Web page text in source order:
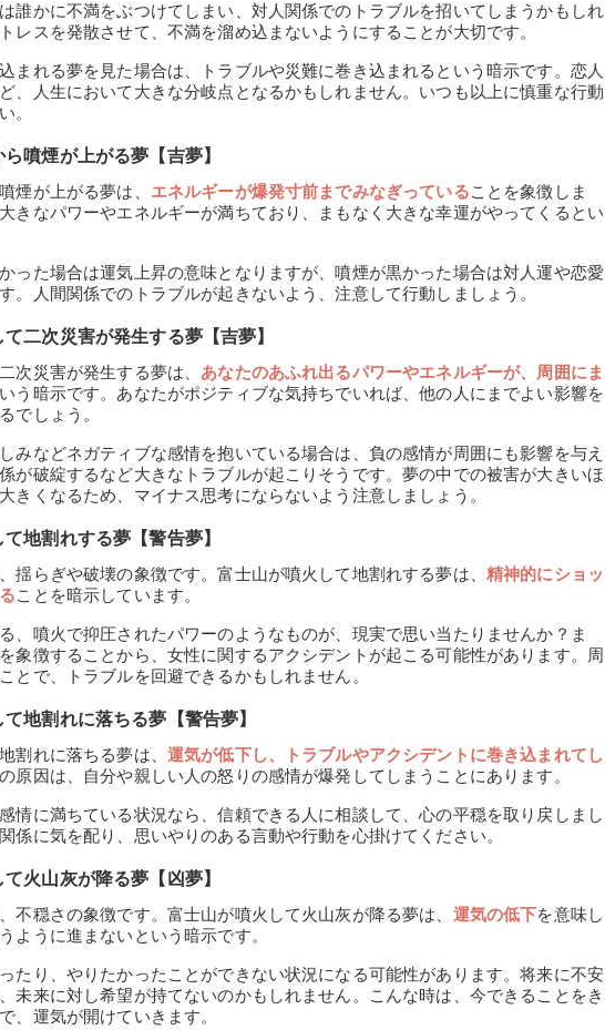
誰かに不満をぶつけてしまい、対人関係でのトラブルを招いてしまうかもしれ
レスを発散させて、不満を溜め込まないようにすることが大切です。
まれる夢を見た場合は、トラブルや災難に巻き込まれるという暗示です。恋人
、人生において大きな分岐点となるかもしれません。いつも以上に慎重な行動
。
噴煙が上がる夢【吉夢】
煙が上がる夢は、 エネルギーが爆発寸前までみなぎっていることを象徴しま
きなパワーやエネルギーが満ちており、まもなく大きな幸運がやってくるとい
った場合は運気上昇の意味となりますが、噴煙が黒かった場合は対人運や恋愛
。人間関係でのトラブルが起きないよう、注意して行動しましょう。
二次災害が発生する夢【吉夢】
次災害が発生する夢は、 あなたのあふれ出るパワーやエネルギーが、周囲にま
う暗示です。あなたがポジティブな気持ちでいれば、他の人にまでよい影響を
でしょう。
みなどネガティブな感情を抱いている場合は、負の感情が周囲にも影響を与え
が破綻するなど大きなトラブルが起こりそうです。夢の中での被害が大きいほ
きくなるため、マイナス思考にならないよう注意しましょう。
地割れする夢【警告夢】
揺らぎや破壊の象徴です。富士山が噴火して地割れする夢は、 精神的にショッ
ことを暗示しています。
、噴火で抑圧されたパワーのようなものが、現実で思い当たりませんか？ま
象徴することから、女性に関するアクシデントが起こる可能性があります。周
とで、トラブルを回避できるかもしれません。
地割れに落ちる夢【警告夢】
割れに落ちる夢は、 運気が低下し、トラブルやアクシデントに巻き込まれてし
原因は、自分や親しい人の怒りの感情が爆発してしまうことにあります。
情に満ちている状況なら、信頼できる人に相談して、心の平穏を取り戻しまし
係に気を配り、思いやりのある言動や行動を心掛けてください。
火山灰が降る夢【凶夢】
不穏さの象徴です。富士山が噴火して火山灰が降る夢は、 運気の低下を意味し
ように進まないという暗示です。
たり、やりたかったことができない状況になる可能性があります。将来に不安
未来に対し希望が持てないのかもしれません。こんな時は、今できることをき
、運気が開けていきます。